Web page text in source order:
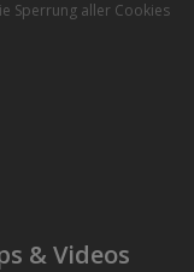
Sperrung aller Cookies
& Videos